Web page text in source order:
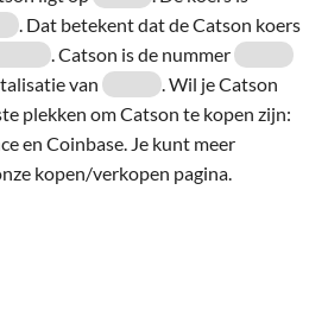
. Dat betekent dat de Catson koers
. Catson is de nummer
van
. Wil je Catson
plekken om Catson te kopen zijn:
en Coinbase. Je kunt meer
kopen/verkopen pagina.